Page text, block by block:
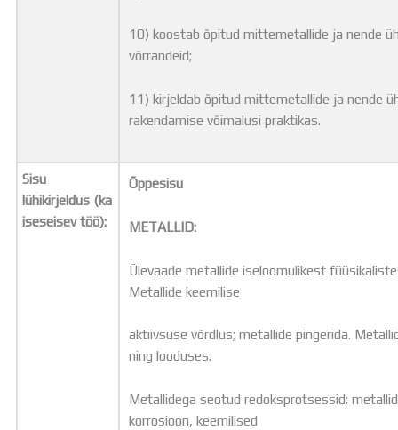
10) koostab õpitud mittemetallide ja nende
võrrandeid;
11) kirjeldab õpitud mittemetallide ja nende
rakendamise võimalusi praktikas.
Sisu
lühikirjeldus (ka
iseseisev töö):
Õppesisu
METALLID:
Ülevaade metallide iseloomulikest
Metallide keemilise
aktiivsuse võrdlus; metallide pingerida.
ning looduses.
Metallidega seotud redoksprotsessid:
korrosioon, keemilised